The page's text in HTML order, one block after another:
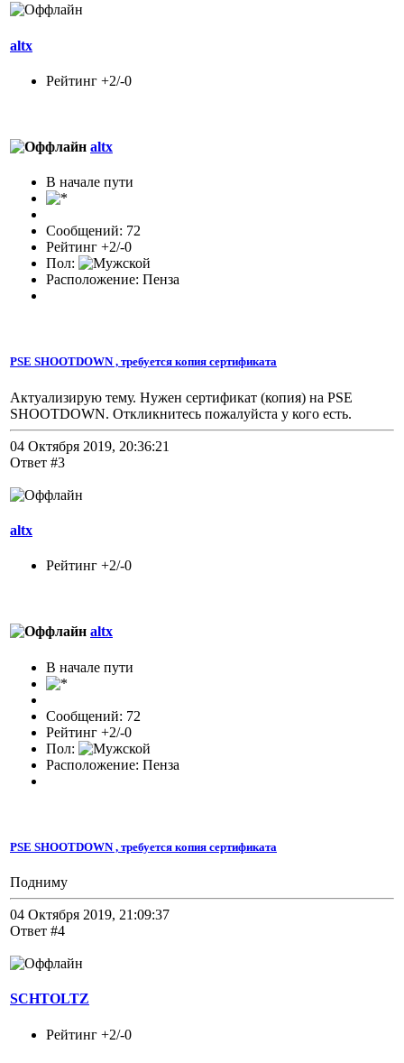
altx
Рейтинг +2/-0
altx
В начале пути
Сообщений: 72
Рейтинг +2/-0
Пол:
Расположение: Пенза
PSE SHOOTDOWN , требуется копия сертификата
Актуализирую тему. Нужен сертификат (копия) на PSE
SHOOTDOWN. Откликнитесь пожалуйста у кого есть.
04 Октября 2019, 20:36:21
Ответ #3
altx
Рейтинг +2/-0
altx
В начале пути
Сообщений: 72
Рейтинг +2/-0
Пол:
Расположение: Пенза
PSE SHOOTDOWN , требуется копия сертификата
Подниму
04 Октября 2019, 21:09:37
Ответ #4
SCHTOLTZ
Рейтинг +2/-0